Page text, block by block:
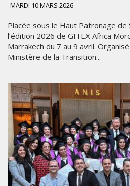
MARDI 10 MARS 2026
Placée sous le Haut Patronage de
l’édition 2026 de GITEX Africa
Marrakech du 7 au 9 avril.
Ministère de la Transition...